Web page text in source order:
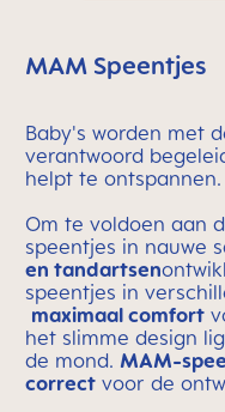
MAM Speentjes
Baby's worden met
verantwoord
helpt te ontspannen.
Om te voldoen aan
speentjes in nauwe
en tandartsen
speentjes in
maximaal comfort
het slimme design
de mond. MAM-
correct voor de